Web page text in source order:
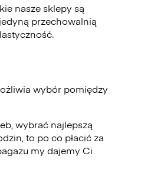
nasze sklepy są
przechowalnią
wybór pomiędzy
wybrać najlepszą
to po co płacić za
my dajemy Ci